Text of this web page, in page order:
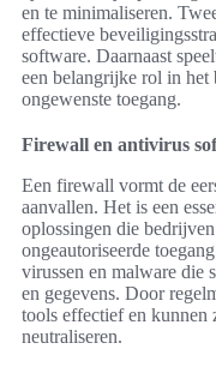
en te minimaliseren.
effectieve
software. Daarnaast
een belangrijke rol in het
ongewenste toegang.
Firewall en antivirus
Een firewall vormt de
aanvallen. Het is een
oplossingen die
ongeautoriseerde
virussen en malware die
en gegevens. Door
tools effectief en kunnen
neutraliseren.